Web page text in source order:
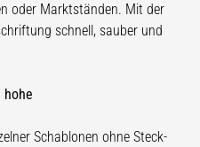
oder Marktständen. Mit der
schnell, sauber und
hohe
Schablonen ohne Steck-